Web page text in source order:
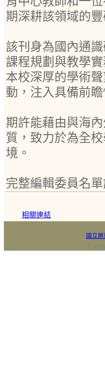
期深耕該領域的
該刊身為國內通
課程規劃與教學
本校深厚的學術
動，注入具備前
期許能藉由與海
質，致力於為全
境。
完整編輯委員名
相關連結
國立